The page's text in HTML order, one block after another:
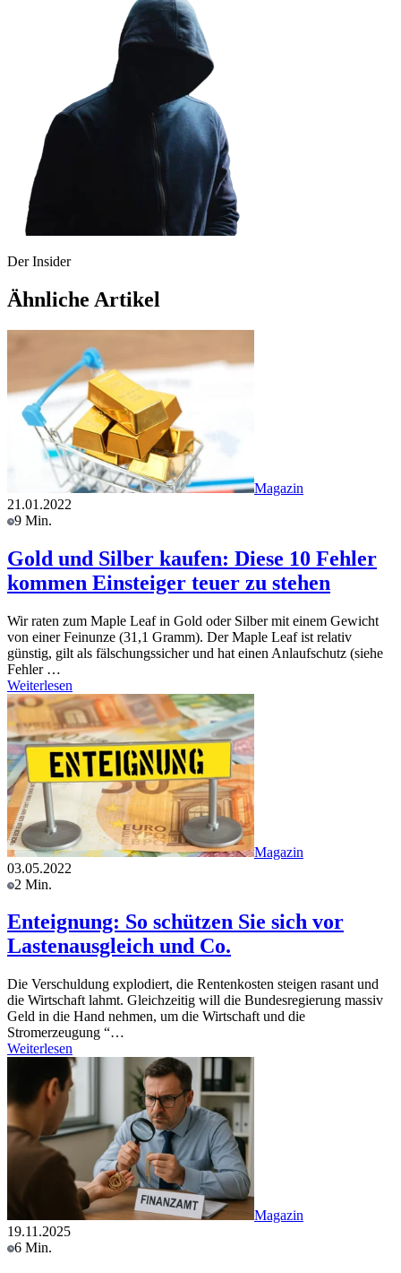
Der Insider
Ähnliche Artikel
Magazin
21.01.2022
9 Min.
Gold und Silber kaufen: Diese 10 Fehler
kommen Einsteiger teuer zu stehen
Wir raten zum Maple Leaf in Gold oder Silber mit einem Gewicht
von einer Feinunze (31,1 Gramm). Der Maple Leaf ist relativ
günstig, gilt als fälschungssicher und hat einen Anlaufschutz (siehe
Fehler …
Weiterlesen
Magazin
03.05.2022
2 Min.
Enteignung: So schützen Sie sich vor
Lastenausgleich und Co.
Die Verschuldung explodiert, die Rentenkosten steigen rasant und
die Wirtschaft lahmt. Gleichzeitig will die Bundesregierung massiv
Geld in die Hand nehmen, um die Wirtschaft und die
Stromerzeugung “…
Weiterlesen
Magazin
19.11.2025
6 Min.